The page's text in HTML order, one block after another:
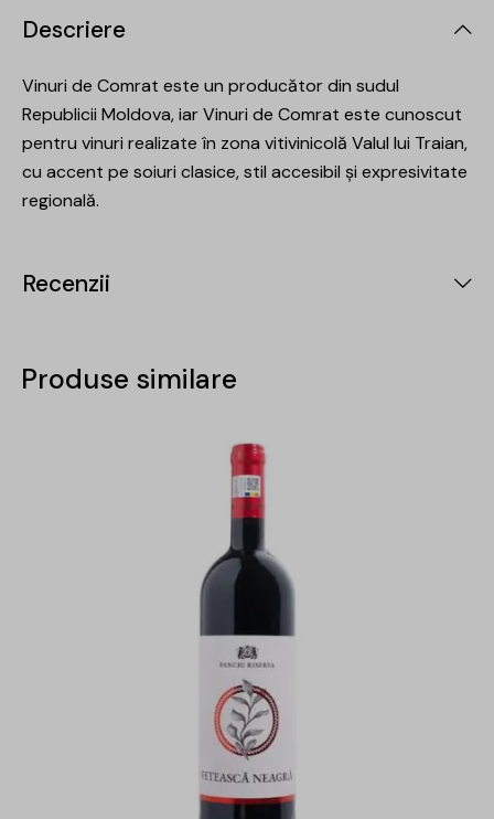
Descriere
Vinuri de Comrat este un producător din sudul
Republicii Moldova, iar Vinuri de Comrat este cunoscut
pentru vinuri realizate în zona vitivinicolă Valul lui Traian,
cu accent pe soiuri clasice, stil accesibil și expresivitate
regională.
Recenzii
Produse similare